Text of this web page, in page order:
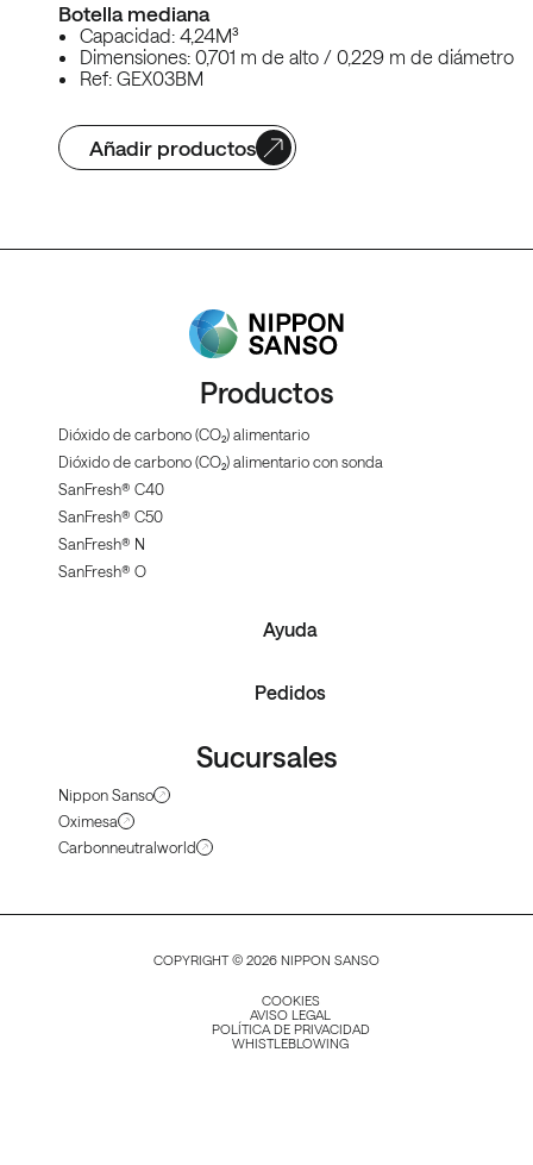
Botella mediana
Capacidad: 4,24M³
Dimensiones: 0,701 m de alto / 0,229 m de diámetro
Ref: GEX03BM
Añadir productos
Productos
Dióxido de carbono (CO₂) alimentario
Dióxido de carbono (CO₂) alimentario con sonda
SanFresh® C40
SanFresh® C50
SanFresh® N
SanFresh® O
Ayuda
Pedidos
Sucursales
Nippon Sanso
Oximesa
Carbonneutralworld
COPYRIGHT © 2026 NIPPON SANSO
COOKIES
AVISO LEGAL
POLÍTICA DE PRIVACIDAD
WHISTLEBLOWING